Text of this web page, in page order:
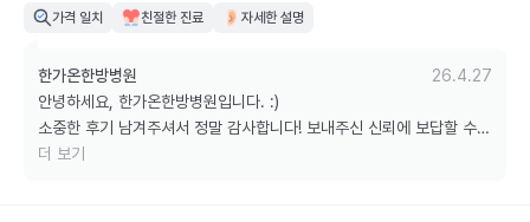
가격 일치 친절한 진료 자세한 설명
한가온한방병원
26.4.27
안녕하세요, 한가온한방병원입니다. :)
소중한 후기 남겨주셔서 정말 감사합니다! 보내주신 신뢰에 보답할 수
있도록 늘 최선을 다하겠습니다.
더 보기